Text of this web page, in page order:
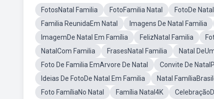
FotosNatal Familia FotoFamilia Natal FotoDe
Familia ReunidaEm Natal
Imagens De Natal Familia
ImagemDe Natal Em Família
FelizNatal Familia
NatalCom Familia
FrasesNatal Familia Natal
Foto De Familia EmArvore De Natal
Convite De
Ideias De FotoDe Natal Em Familia
Natal
Foto FamíliaNo Natal
Família Natal4K